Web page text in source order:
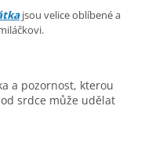
jsou velice oblíbené a
a pozornost, kterou
srdce může udělat